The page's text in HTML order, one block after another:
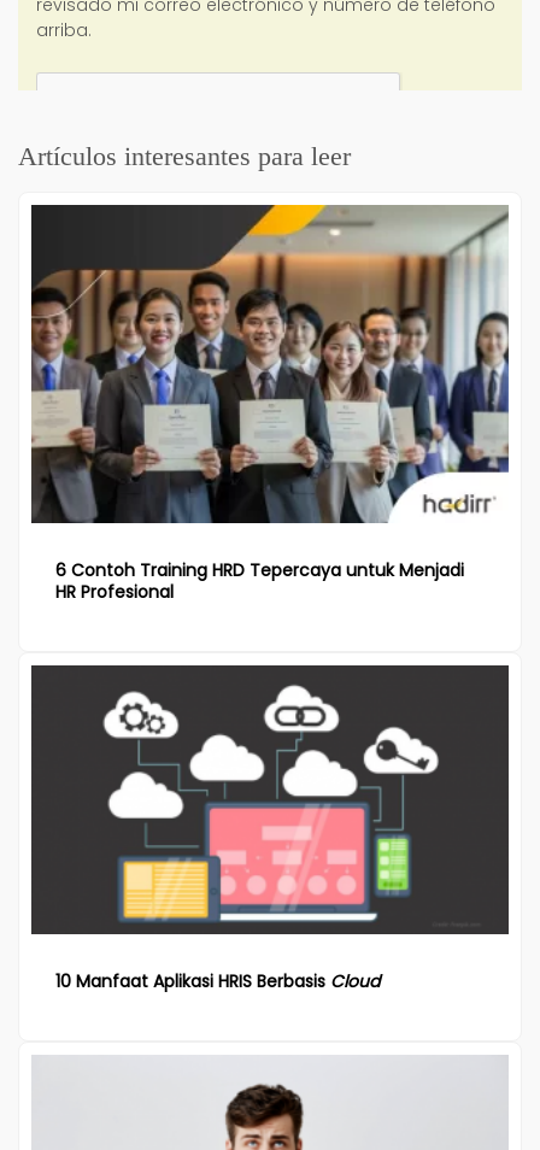
Artículos interesantes para leer
6 Contoh Training HRD Tepercaya untuk Menjadi
HR Profesional
10 Manfaat Aplikasi HRIS Berbasis Cloud